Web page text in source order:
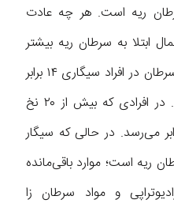
ریه است. هر چه عادت
ابتلا به سرطان ریه بیشتر
می‌شود. خطر ابتلا به این نوع سرطان در افراد سیگاری ۱۴ برابر
بیشتر از افراد غیرسیگاری است. در افرادی که بیش از ۲۰ نخ
در روز می‌کشند به ۲۰ برابر می‌رسد. در حالی که سیگار
۸ مورد از هر ۱۰ سرطان ریه است؛ موارد باقی‌مانده
و مواد سرطان زا